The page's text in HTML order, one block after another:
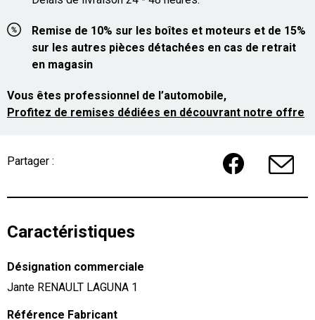
Remise de 10% sur les boîtes et moteurs et de 15%
sur les autres pièces détachées en cas de retrait
en magasin
Vous êtes professionnel de l’automobile,
Profitez de remises dédiées en découvrant notre offre
Partager :
Caractéristiques
Désignation commerciale
Jante RENAULT LAGUNA 1
Référence Fabricant